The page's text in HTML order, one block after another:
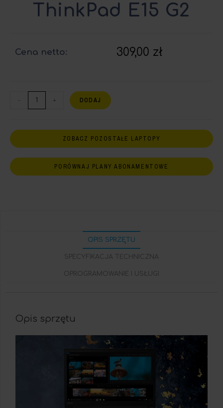
ThinkPad E15 G2
Cena netto: 309,00 zł
- + DODAJ
ZOBACZ POZOSTAŁE LAPTOPY
PORÓWNAJ PLANY ABONAMENTOWE
OPIS SPRZĘTU
SPECYFIKACJA TECHNICZNA
OPROGRAMOWANIE I USŁUGI
Opis sprzętu